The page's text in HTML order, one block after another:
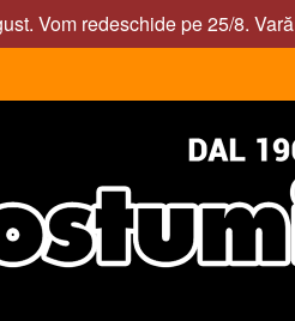
Vom redeschide pe 25/8.